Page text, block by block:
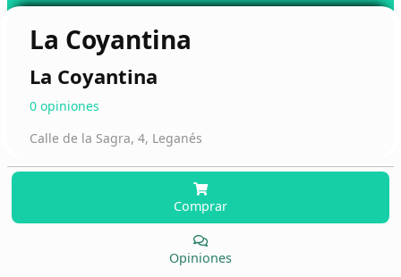
La Coyantina
La Coyantina
0 opiniones
Calle de la Sagra, 4, Leganés
Comprar
Opiniones